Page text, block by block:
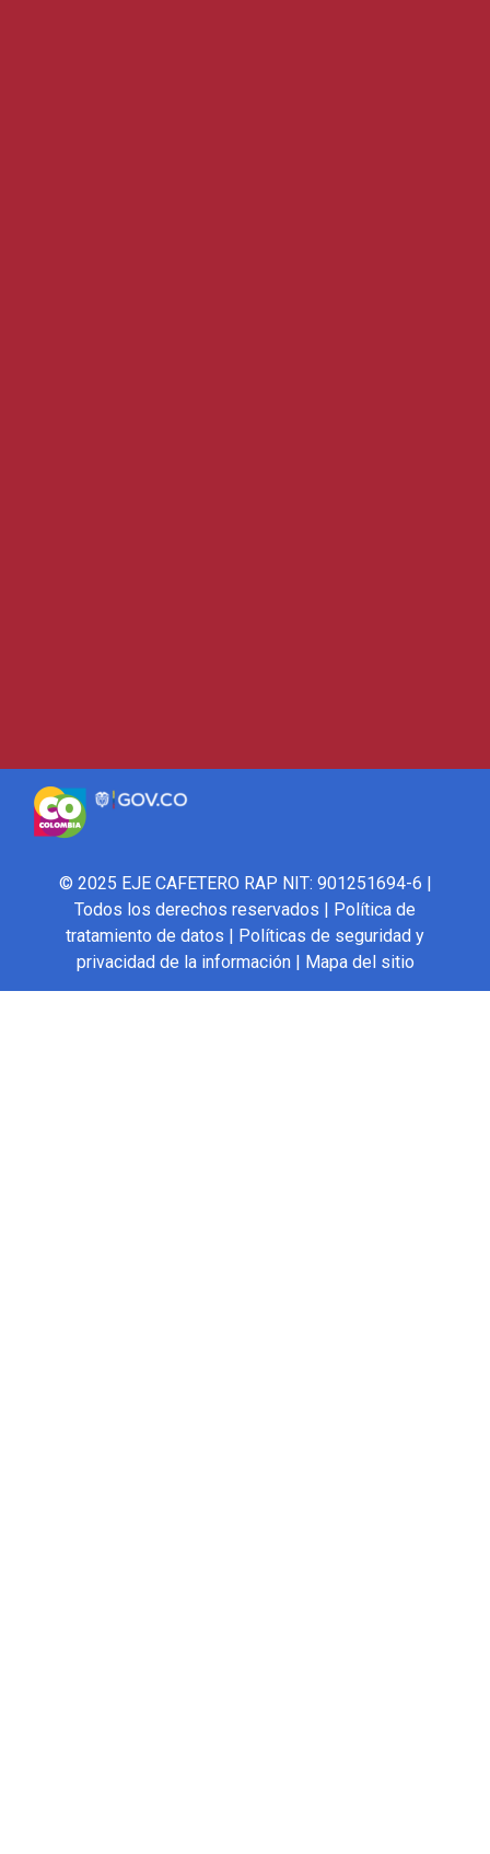
© 2025 EJE CAFETERO RAP NIT: 901251694-6 |
Todos los derechos reservados | Política de
tratamiento de datos | Políticas de seguridad y
privacidad de la información| Mapa del sitio